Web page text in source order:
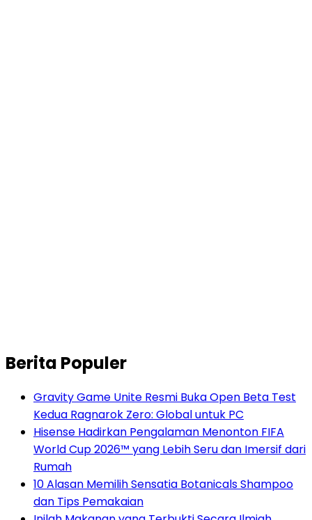
Berita Populer
Gravity Game Unite Resmi Buka Open Beta Test
Kedua Ragnarok Zero: Global untuk PC
Hisense Hadirkan Pengalaman Menonton FIFA
World Cup 2026™ yang Lebih Seru dan Imersif dari
Rumah
10 Alasan Memilih Sensatia Botanicals Shampoo
dan Tips Pemakaian